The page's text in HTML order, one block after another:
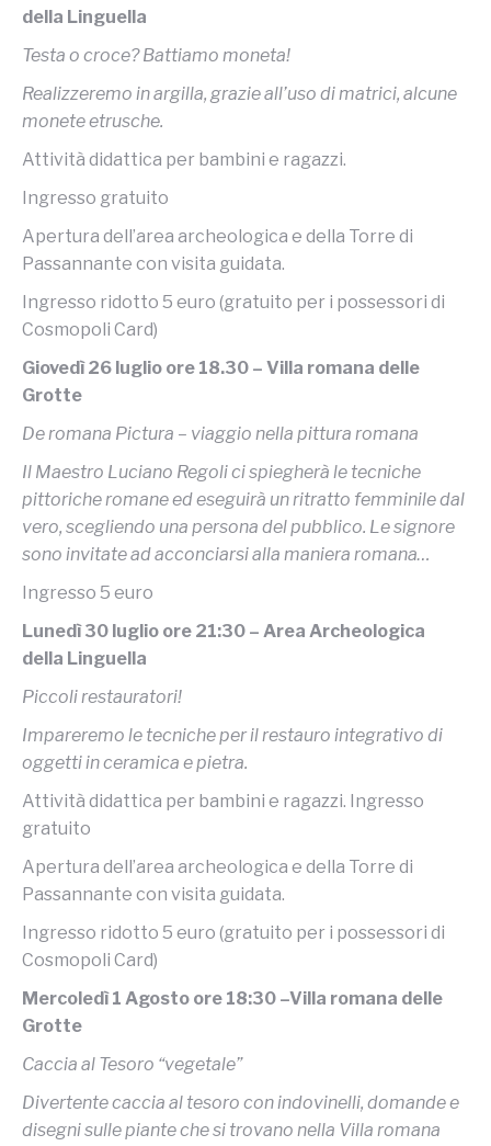
della Linguella
Testa o croce? Battiamo moneta!
Realizzeremo in argilla, grazie all’uso di matrici, alcune
monete etrusche.
Attività didattica per bambini e ragazzi.
Ingresso gratuito
Apertura dell’area archeologica e della Torre di
Passannante con visita guidata.
Ingresso ridotto 5 euro (gratuito per i possessori di
Cosmopoli Card)
Giovedì 26 luglio ore 18.30 – Villa romana delle
Grotte
De romana Pictura – viaggio nella pittura romana
Il Maestro Luciano Regoli ci spiegherà le tecniche
pittoriche romane ed eseguirà un ritratto femminile dal
vero, scegliendo una persona del pubblico. Le signore
sono invitate ad acconciarsi alla maniera romana…
Ingresso 5 euro
Lunedì 30 luglio ore 21:30 – Area Archeologica
della Linguella
Piccoli restauratori!
Impareremo le tecniche per il restauro integrativo di
oggetti in ceramica e pietra.
Attività didattica per bambini e ragazzi. Ingresso
gratuito
Apertura dell’area archeologica e della Torre di
Passannante con visita guidata.
Ingresso ridotto 5 euro (gratuito per i possessori di
Cosmopoli Card)
Mercoledì 1 Agosto ore 18:30 –Villa romana delle
Grotte
Caccia al Tesoro “vegetale”
Divertente caccia al tesoro con indovinelli, domande e
disegni sulle piante che si trovano nella Villa romana